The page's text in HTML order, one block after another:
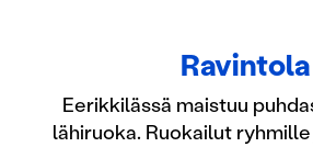
Ravintola
Eerikkilässä maistuu
lähiruoka. Ruokailut